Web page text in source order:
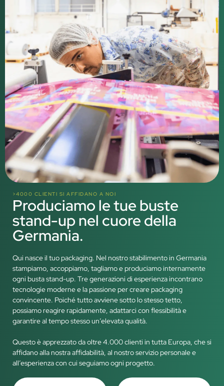
>4000 CLIENTI SI AFFIDANO A NOI
Produciamo le tue buste
stand-up nel cuore della
Germania.
Qui nasce il tuo packaging. Nel nostro stabilimento in Germania
stampiamo, accoppiamo, tagliamo e produciamo internamente
ogni busta stand-up. Tre generazioni di esperienza incontrano
tecnologie moderne e la passione per creare packaging
convincente. Poiché tutto avviene sotto lo stesso tetto,
possiamo reagire rapidamente, adattarci con flessibilità e
garantire al tempo stesso un’elevata qualità.
Questo è apprezzato da oltre 4.000 clienti in tutta Europa, che si
affidano alla nostra affidabilità, al nostro servizio personale e
all’esperienza con cui seguiamo ogni progetto.